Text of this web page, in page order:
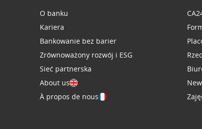
O banku
Kariera
Bankowanie bez barier
Zrównoważony rozwój i ESG
Sieć partnerska
About us
À propos de nous